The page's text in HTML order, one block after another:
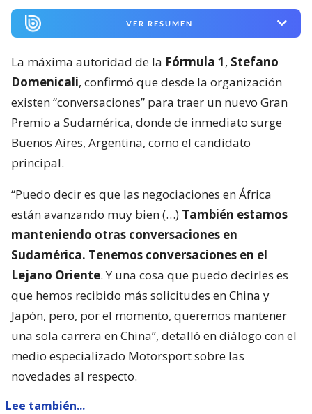
VER RESUMEN
La máxima autoridad de la Fórmula 1, Stefano
Domenicali, confirmó que desde la organización
existen “conversaciones” para traer un nuevo Gran
Premio a Sudamérica, donde de inmediato surge
Buenos Aires, Argentina, como el candidato
principal.
“Puedo decir es que las negociaciones en África
están avanzando muy bien (…) También estamos
manteniendo otras conversaciones en
Sudamérica. Tenemos conversaciones en el
Lejano Oriente. Y una cosa que puedo decirles es
que hemos recibido más solicitudes en China y
Japón, pero, por el momento, queremos mantener
una sola carrera en China”, detalló en diálogo con el
medio especializado Motorsport sobre las
novedades al respecto.
Lee también...